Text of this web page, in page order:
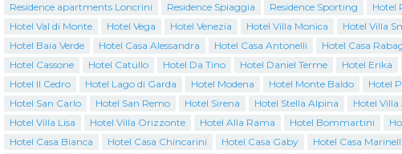
Residence apartments Loncrini
Residence Spiaggia Residence Sporting
Hotel
Hotel Val di Monte
Hotel Vega Hotel Venezia Hotel Villa Monica
Hotel Villa
Hotel Baia Verde
Hotel Casa Alessandra Hotel Casa Antonelli
Hotel Casa
Hotel Cassone
Hotel Catullo Hotel Da Tino Hotel Daniel Terme
Hotel Erika
Hotel Il Cedro
Hotel Lago di Garda Hotel Modena Hotel Monte Baldo
Hotel
Hotel San Carlo
Hotel San Remo Hotel Sirena Hotel Stella Alpina
Hotel Villa
Hotel Villa Lisa
Hotel Villa Orizzonte Hotel Alla Rama Hotel Bommartini
Hotel Casa Bianca
Hotel Casa Chincarini Hotel Casa Gaby
Hotel Casa